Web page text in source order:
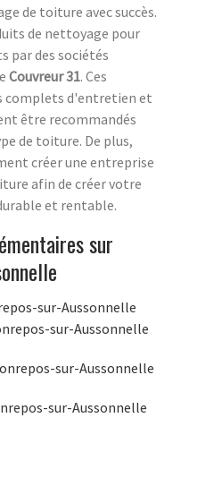
de toiture avec succès.
de nettoyage pour
par des sociétés
Couvreur 31. Ces
complets d'entretien et
être recommandés
de toiture. De plus,
créer une entreprise
afin de créer votre
et rentable.
sur
sur-Aussonnelle
sur-Aussonnelle
sur-Aussonnelle
sur-Aussonnelle